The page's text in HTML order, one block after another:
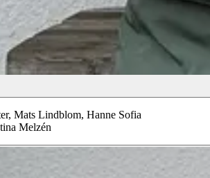
Mats Lindblom, Hanne Sofia
Melzén